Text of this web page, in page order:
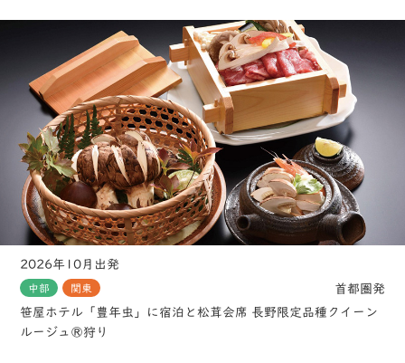
2026年10月出発
中部 関東
首都圏発
笹屋ホテル「豊年虫」に宿泊と松茸会席 長野限定品種クイーン
ルージュ®狩り